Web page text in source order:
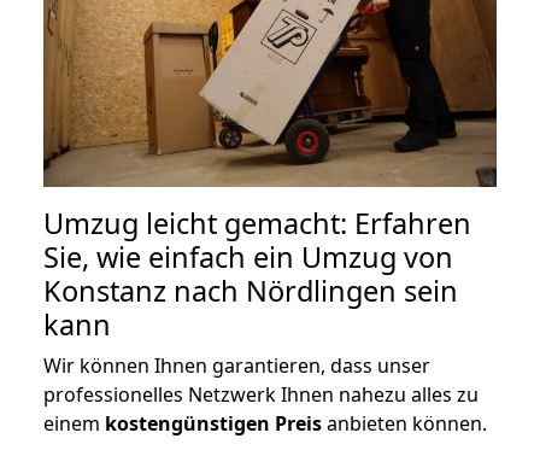
Umzug leicht gemacht: Erfahren
Sie, wie einfach ein Umzug von
Konstanz nach Nördlingen sein
kann
Wir können Ihnen garantieren, dass unser
professionelles Netzwerk Ihnen nahezu alles zu
einem kostengünstigen Preisanbieten können.